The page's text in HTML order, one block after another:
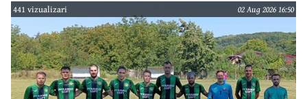
441 vizualizari 02 Aug 2026 16:50